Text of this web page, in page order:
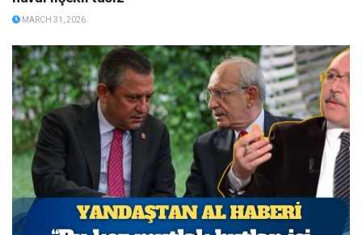
MARCH 31, 2026